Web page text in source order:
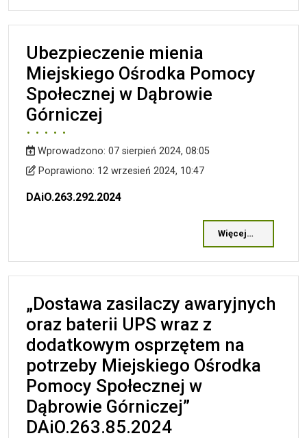
Ubezpieczenie mienia
Miejskiego Ośrodka Pomocy
Społecznej w Dąbrowie
Górniczej
Wprowadzono
Wprowadzono: 07 sierpień 2024, 08:05
Poprawiono
Poprawiono: 12 wrzesień 2024, 10:47
DAiO.263.292.2024
Więcej…
„Dostawa zasilaczy awaryjnych
oraz baterii UPS wraz z
dodatkowym osprzętem na
potrzeby Miejskiego Ośrodka
Pomocy Społecznej w
Dąbrowie Górniczej”
DAiO.263.85.2024